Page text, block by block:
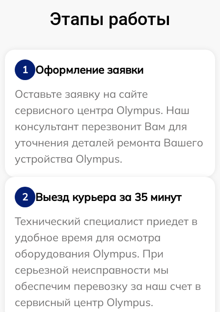
Этапы работы
1
Оформление заявки
Оставьте заявку на сайте
сервисного центра Olympus. Наш
консультант перезвонит Вам для
уточнения деталей ремонта Вашего
устройства Olympus.
2
Выезд курьера за 35 минут
Технический специалист приедет в
удобное время для осмотра
оборудования Olympus. При
серьезной неисправности мы
обеспечим перевозку за наш счет в
сервисный центр Olympus.